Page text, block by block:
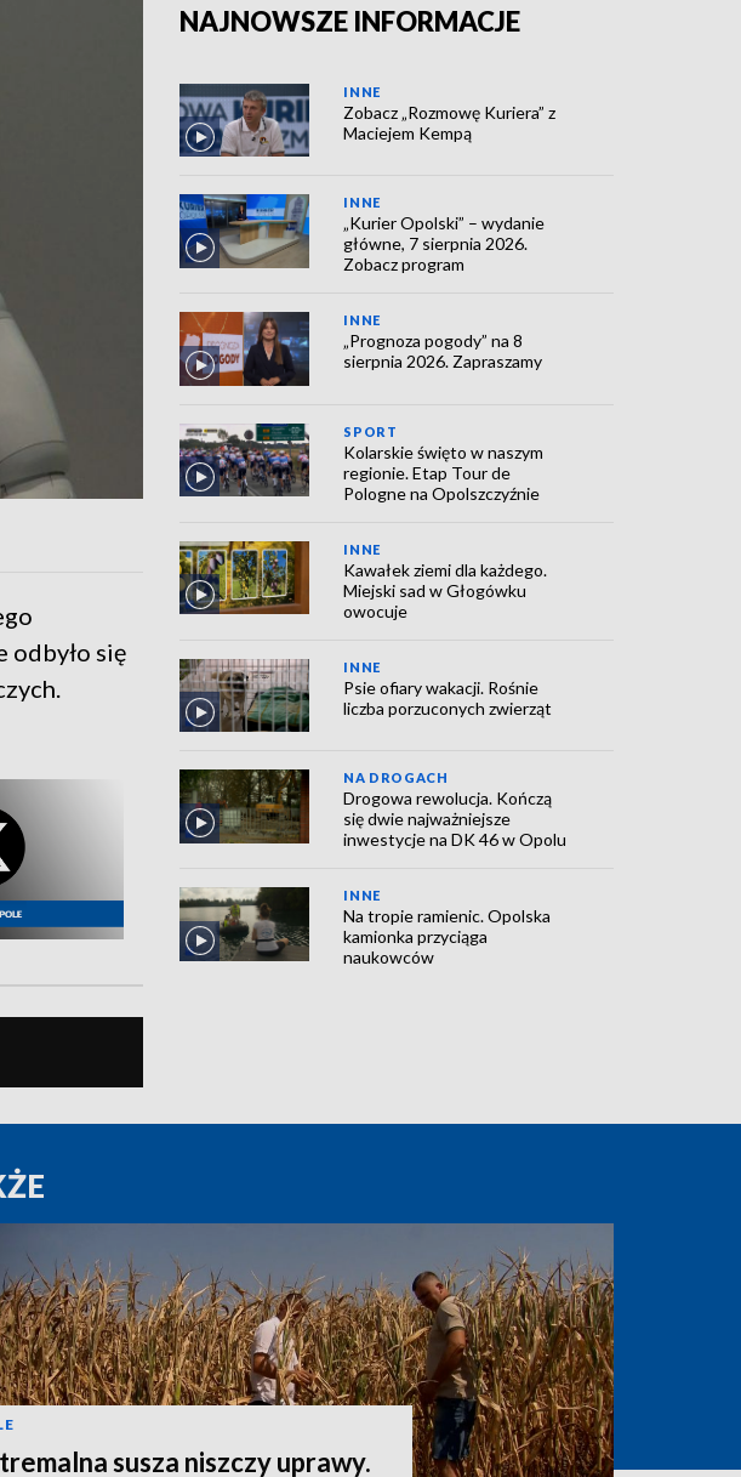
odbyło się
NAJNOWSZE INFORMACJE
INNE
Zobacz „Rozmowę Kuriera” z
Maciejem Kempą
INNE
„Kurier Opolski” – wydanie
główne, 7 sierpnia 2026.
Zobacz program
INNE
„Prognoza pogody” na 8
sierpnia 2026. Zapraszamy
SPORT
Kolarskie święto w naszym
regionie. Etap Tour de
Pologne na Opolszczyźnie
INNE
Kawałek ziemi dla każdego.
Miejski sad w Głogówku
owocuje
INNE
Psie ofiary wakacji. Rośnie
liczba porzuconych zwierząt
NA DROGACH
Drogowa rewolucja. Kończą
się dwie najważniejsze
inwestycje na DK 46 w Opolu
INNE
Na tropie ramienic. Opolska
kamionka przyciąga
naukowców
susza niszczy uprawy.